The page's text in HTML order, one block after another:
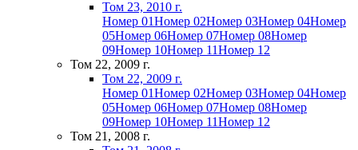
Том 23, 2010 г.
Номер 01Номер 02Номер 03Номер 04Номер
05Номер 06Номер 07Номер 08Номер
09Номер 10Номер 11Номер 12
Том 22, 2009 г.
Том 22, 2009 г.
Номер 01Номер 02Номер 03Номер 04Номер
05Номер 06Номер 07Номер 08Номер
09Номер 10Номер 11Номер 12
Том 21, 2008 г.